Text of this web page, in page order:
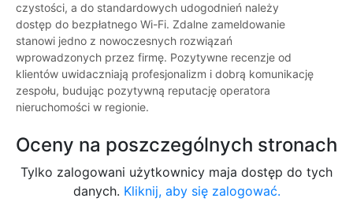
czystości, a do standardowych udogodnień należy
dostęp do bezpłatnego Wi-Fi. Zdalne zameldowanie
stanowi jedno z nowoczesnych rozwiązań
wprowadzonych przez firmę. Pozytywne recenzje od
klientów uwidaczniają profesjonalizm i dobrą komunikację
zespołu, budując pozytywną reputację operatora
nieruchomości w regionie.
Oceny na poszczególnych stronach
Tylko zalogowani użytkownicy maja dostęp do tych
danych. Kliknij, aby się zalogować.